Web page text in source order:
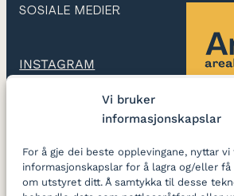
Vi bruker
informasjonskapslar
For å gje dei beste opplevingane, nyttar
informasjonskapslar for å lagra og/eller
om utstyret ditt. Å samtykka til desse
SOSIALE MEDIER
INSTAGRAM
Ard
skapar